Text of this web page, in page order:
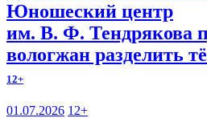
Юношеский центр
им. В. Ф. Тендрякова
вологжан разделить
12+
01.07.2026 12+